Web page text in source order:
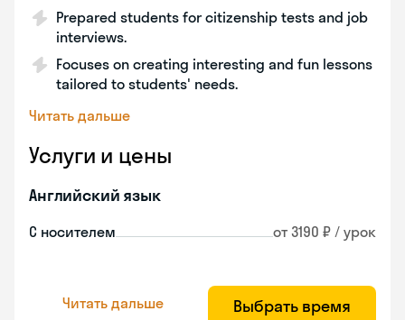
Prepared students for citizenship tests and job
interviews.
Focuses on creating interesting and fun lessons
tailored to students' needs.
Читать дальше
Услуги и цены
Английский язык
С носителем от 3190 ₽ / урок
Читать дальше Выбрать время